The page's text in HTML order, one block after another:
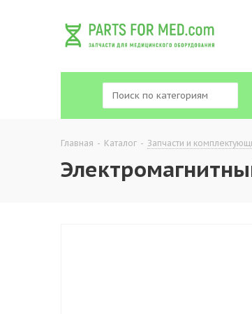
Главная - Каталог - Запчасти и